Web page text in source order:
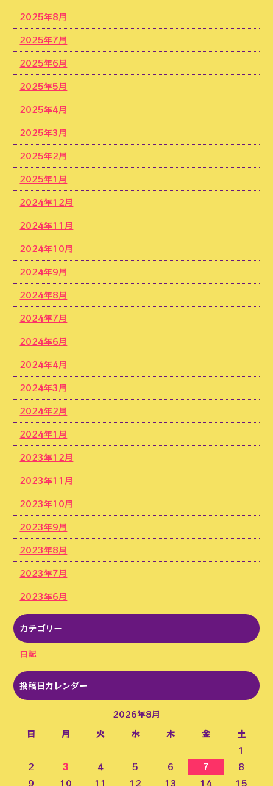
2025年8月
2025年7月
2025年6月
2025年5月
2025年4月
2025年3月
2025年2月
2025年1月
2024年12月
2024年11月
2024年10月
2024年9月
2024年8月
2024年7月
2024年6月
2024年4月
2024年3月
2024年2月
2024年1月
2023年12月
2023年11月
2023年10月
2023年9月
2023年8月
2023年7月
2023年6月
カテゴリー
日記
投稿日カレンダー
2026年8月
日
月 火 水 木 金
土
1
2
3 4 5 6 7
8
9
10 11 12 13 14 15